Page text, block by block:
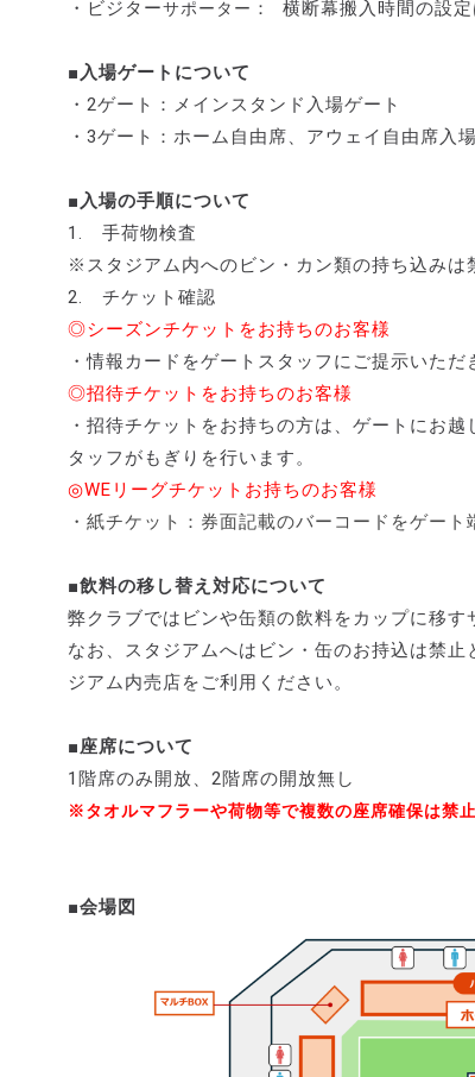
・ビジターサポーター ： 横断幕搬入時間の設
■入場ゲートについて
・2ゲート：メインスタンド入場ゲート
・3ゲート：ホーム自由席、アウェイ自由席入
■入場の手順について
1. 手荷物検査
※スタジアム内へのビン・カン類の持ち込みは
2. チケット確認
◎シーズンチケットをお持ちのお客様
・情報カードをゲートスタッフにご提示いただ
◎招待チケットをお持ちのお客様
・招待チケットをお持ちの方は、ゲートにお
タッフがもぎりを行います。
◎WEリーグチケットお持ちのお客様
・紙チケット：券面記載のバーコードをゲー
■飲料の移し替え対応について
弊クラブではビンや缶類の飲料をカップに移
なお、スタジアムへはビン・缶のお持込は禁
ジアム内売店をご利用ください。
■座席について
1階席のみ開放、2階席の開放無し
※タオルマフラーや荷物等で複数の座席確保は禁止
■会場図